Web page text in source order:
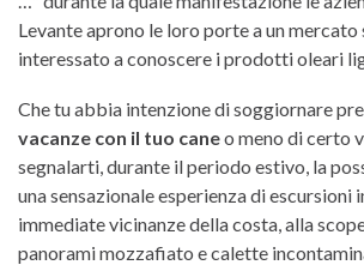
Levante aprono le loro porte a un mercato
interessato a conoscere i prodotti oleari
Che tu abbia intenzione di soggiornare
vacanze con il tuo caneo meno di certo
segnalarti, durante il periodo estivo, la
una sensazionale esperienza di escursioni
immediate vicinanze della costa, alla
panorami mozzafiato e calette